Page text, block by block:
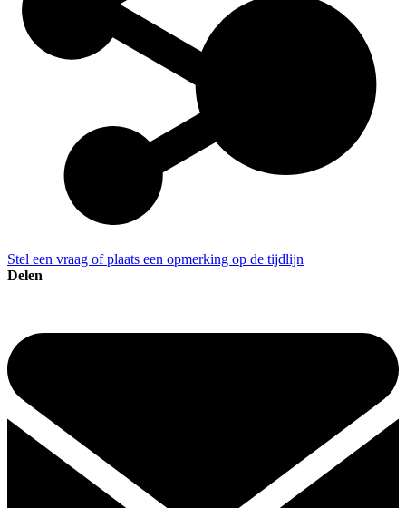
Stel een vraag of plaats een opmerking op de tijdlijn
Delen